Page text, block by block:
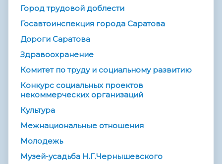
Город трудовой доблести
Госавтоинспекция города Саратова
Дороги Саратова
Здравоохранение
Комитет по труду и социальному развитию
Конкурс социальных проектов
некоммерческих организаций
Культура
Межнациональные отношения
Молодежь
Музей-усадьба Н.Г.Чернышевского